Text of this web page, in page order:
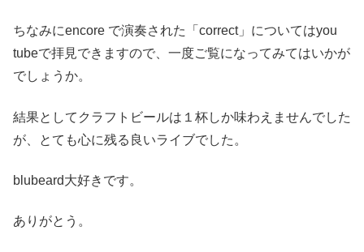
ちなみにencore で演奏された 「correct」 についてはyou
tubeで拝見できますので、一度ご覧になってみてはいかが
でしょうか。
結果としてクラフトビールは１杯しか味わえませんでした
が、とても心に残る良いライブでした。
blubeard大好きです。
ありがとう。